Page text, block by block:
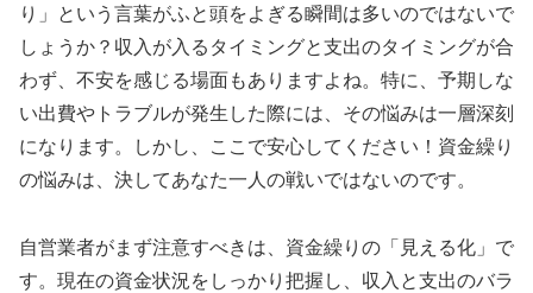
り」という言葉がふと頭をよぎる瞬間は多いのではないで
しょうか？収入が入るタイミングと支出のタイミングが合
わず、不安を感じる場面もありますよね。特に、予期しな
い出費やトラブルが発生した際には、その悩みは一層深刻
になります。しかし、ここで安心してください！資金繰り
の悩みは、決してあなた一人の戦いではないのです。
自営業者がまず注意すべきは、資金繰りの「見える化」で
す。現在の資金状況をしっかり把握し、収入と支出のバラ